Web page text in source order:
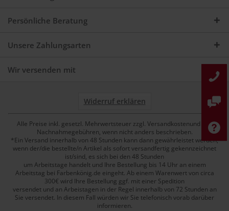
Persönliche Beratung
Unsere Zahlungsarten
Wir versenden mit
Widerruf erklären
Alle Preise inkl. gesetzl. Mehrwertsteuer zzgl. Versandkostenund ggf.
Nachnahmegebühren, wenn nicht anders beschrieben.
*Ein Versand innerhalb von 48 Stunden kann dann gewährleistet werden,
wenn der/die bestellte/n Artikel als sofort versandfertig gekennzeichnet
ist/sind, es sich bei den 48 Stunden
um Arbeitstage handelt und Ihre Bestellung bis 14 Uhr an einem
Arbeitstag bei Farbenkönig.de eingeht. Ab einem Warenwert von circa
300€ wird Ihre Bestellung ggf. mit einer Spedition
versendet und an Arbeistagen in der Regel innerhalb von 72 Stunden an
Sie versendet. In diesem Fall würden wir Sie telefonisch vorab darüber
informieren.